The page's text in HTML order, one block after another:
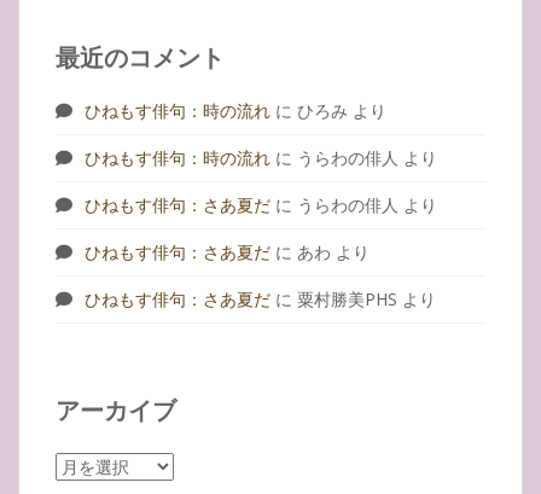
最近のコメント
ひねもす俳句：時の流れ に ひろみ より
ひねもす俳句：時の流れ に うらわの俳人 より
ひねもす俳句：さあ夏だ に うらわの俳人 より
ひねもす俳句：さあ夏だ に あわ より
ひねもす俳句：さあ夏だ に 粟村勝美PHS より
アーカイブ
ア